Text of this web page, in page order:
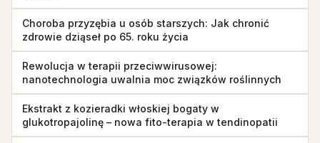
Choroba przyzębia u osób starszych: Jak chronić
zdrowie dziąseł po 65. roku życia
Rewolucja w terapii przeciwwirusowej:
nanotechnologia uwalnia moc związków roślinnych
Ekstrakt z kozieradki włoskiej bogaty w
glukotropajolinę – nowa fito-terapia w tendinopatii